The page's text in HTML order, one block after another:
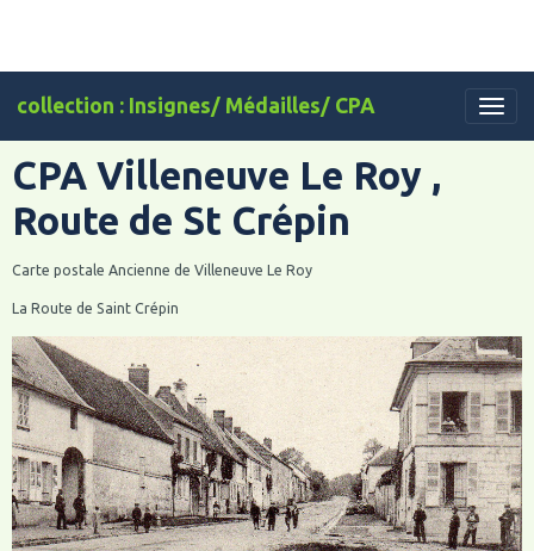
collection : Insignes/ Médailles/ CPA
CPA Villeneuve Le Roy ,
Route de St Crépin
Carte postale Ancienne de Villeneuve Le Roy
La Route de Saint Crépin